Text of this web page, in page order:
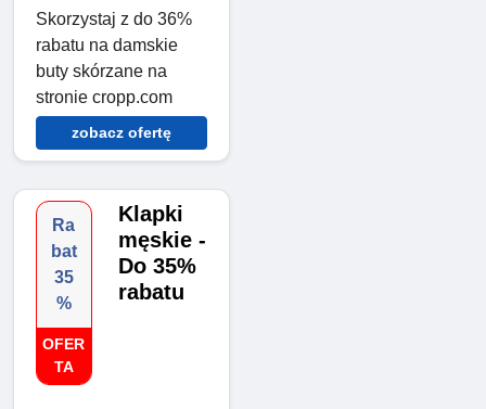
Skorzystaj z do 36%
rabatu na damskie
buty skórzane na
stronie cropp.com
zobacz ofertę
Ra
bat
35
%
OFER
TA
Klapki
męskie -
Do 35%
rabatu